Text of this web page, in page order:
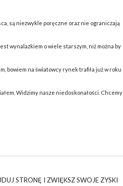
są niezwykle poręczne oraz nie ograniczają
wynalazkiem o wiele starszym, niż można by
bowiem na światowcy rynek trafiła już w roku
Widzimy nasze niedoskonałości. Chcemy
STRONĘ I ZWIĘKSZ SWOJE ZYSKI